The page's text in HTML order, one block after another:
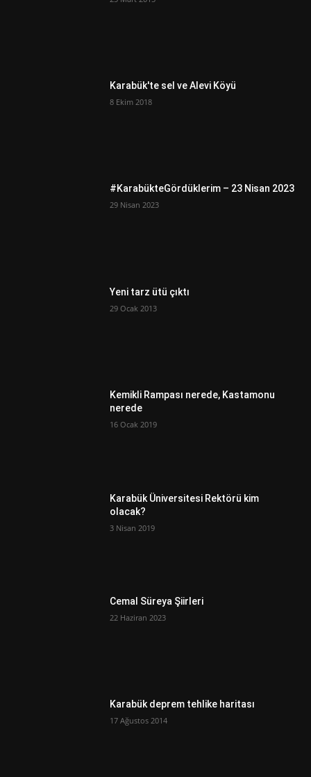
Karabük'te sel ve Alevi Köyü
8 Ekim 2018
#KarabükteGördüklerim – 23 Nisan 2023
29 Nisan 2023
Yeni tarz ütü çıktı
29 Ocak 2013
Kemikli Rampası nerede, Kastamonu
nerede
16 Ocak 2019
Karabük Üniversitesi Rektörü kim
olacak?
3 Nisan 2019
Cemal Süreya Şiirleri
22 Haziran 2023
Karabük deprem tehlike haritası
17 Ağustos 2014